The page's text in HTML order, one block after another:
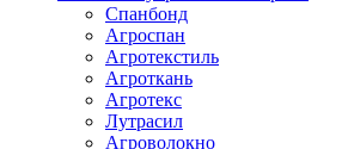
Спанбонд
Агроспан
Агротекстиль
Агроткань
Агротекс
Лутрасил
Агроволокно